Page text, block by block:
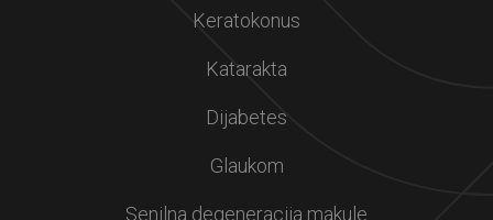
Keratokonus
Katarakta
Dijabetes
Glaukom
Senilna degeneracija makule